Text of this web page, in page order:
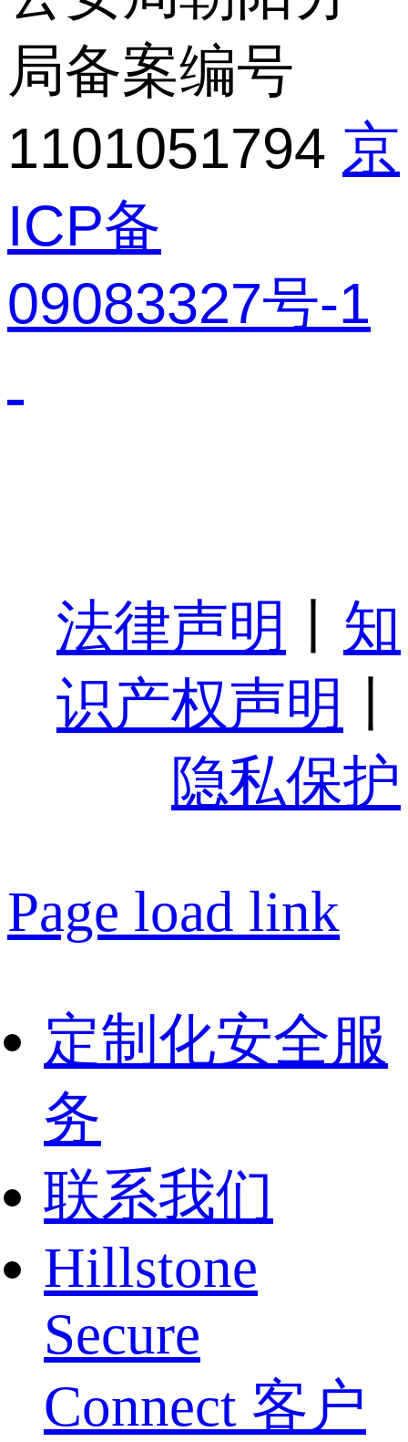
局备案编号
1101051794 京
ICP备
09083327号-1
法律声明
知
识产权声明
隐私保护
Page load link
定制化安全服
务
联系我们
Hillstone
Secure
Connect 客户